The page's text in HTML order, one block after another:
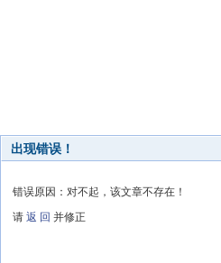
出现错误！
错误原因：对不起，该文章不存在！
请 返 回 并修正